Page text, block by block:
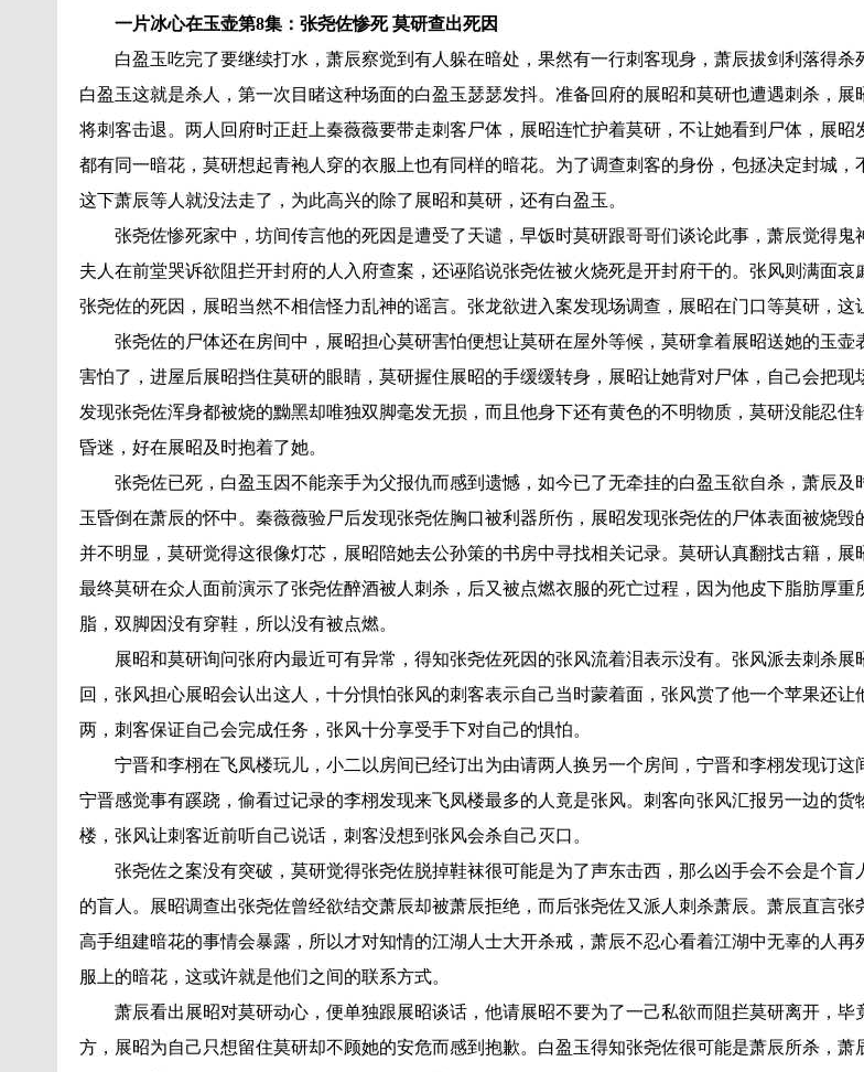
一片冰心在玉壶第8集：张尧佐惨死 莫研查出死因
白盈玉吃完了要继续打水，萧辰察觉到有人躲在暗处，果然有一行刺客现身，萧辰拔剑利落得杀
白盈玉这就是杀人，第一次目睹这种场面的白盈玉瑟瑟发抖。准备回府的展昭和莫研也遭遇刺杀，展
将刺客击退。两人回府时正赶上秦薇薇要带走刺客尸体，展昭连忙护着莫研，不让她看到尸体，展昭
都有同一暗花，莫研想起青袍人穿的衣服上也有同样的暗花。为了调查刺客的身份，包拯决定封城，
这下萧辰等人就没法走了，为此高兴的除了展昭和莫研，还有白盈玉。
张尧佐惨死家中，坊间传言他的死因是遭受了天谴，早饭时莫研跟哥哥们谈论此事，萧辰觉得鬼
夫人在前堂哭诉欲阻拦开封府的人入府查案，还诬陷说张尧佐被火烧死是开封府干的。张风则满面哀
张尧佐的死因，展昭当然不相信怪力乱神的谣言。张龙欲进入案发现场调查，展昭在门口等莫研，这
张尧佐的尸体还在房间中，展昭担心莫研害怕便想让莫研在屋外等候，莫研拿着展昭送她的玉壶
害怕了，进屋后展昭挡住莫研的眼睛，莫研握住展昭的手缓缓转身，展昭让她背对尸体，自己会把现
发现张尧佐浑身都被烧的黝黑却唯独双脚毫发无损，而且他身下还有黄色的不明物质，莫研没能忍住
昏迷，好在展昭及时抱着了她。
张尧佐已死，白盈玉因不能亲手为父报仇而感到遗憾，如今已了无牵挂的白盈玉欲自杀，萧辰及
玉昏倒在萧辰的怀中。秦薇薇验尸后发现张尧佐胸口被利器所伤，展昭发现张尧佐的尸体表面被烧毁
并不明显，莫研觉得这很像灯芯，展昭陪她去公孙策的书房中寻找相关记录。莫研认真翻找古籍，展
最终莫研在众人面前演示了张尧佐醉酒被人刺杀，后又被点燃衣服的死亡过程，因为他皮下脂肪厚重
脂，双脚因没有穿鞋，所以没有被点燃。
展昭和莫研询问张府内最近可有异常，得知张尧佐死因的张风流着泪表示没有。张风派去刺杀展
回，张风担心展昭会认出这人，十分惧怕张风的刺客表示自己当时蒙着面，张风赏了他一个苹果还让
两，刺客保证自己会完成任务，张风十分享受手下对自己的惧怕。
宁晋和李栩在飞凤楼玩儿，小二以房间已经订出为由请两人换另一个房间，宁晋和李栩发现订这
宁晋感觉事有蹊跷，偷看过记录的李栩发现来飞凤楼最多的人竟是张风。刺客向张风汇报另一边的货
楼，张风让刺客近前听自己说话，刺客没想到张风会杀自己灭口。
张尧佐之案没有突破，莫研觉得张尧佐脱掉鞋袜很可能是为了声东击西，那么凶手会不会是个盲
的盲人。展昭调查出张尧佐曾经欲结交萧辰却被萧辰拒绝，而后张尧佐又派人刺杀萧辰。萧辰直言张
高手组建暗花的事情会暴露，所以才对知情的江湖人士大开杀戒，萧辰不忍心看着江湖中无辜的人再
服上的暗花，这或许就是他们之间的联系方式。
萧辰看出展昭对莫研动心，便单独跟展昭谈话，他请展昭不要为了一己私欲而阻拦莫研离开，毕
方，展昭为自己只想留住莫研却不顾她的安危而感到抱歉。白盈玉得知张尧佐很可能是萧辰所杀，萧